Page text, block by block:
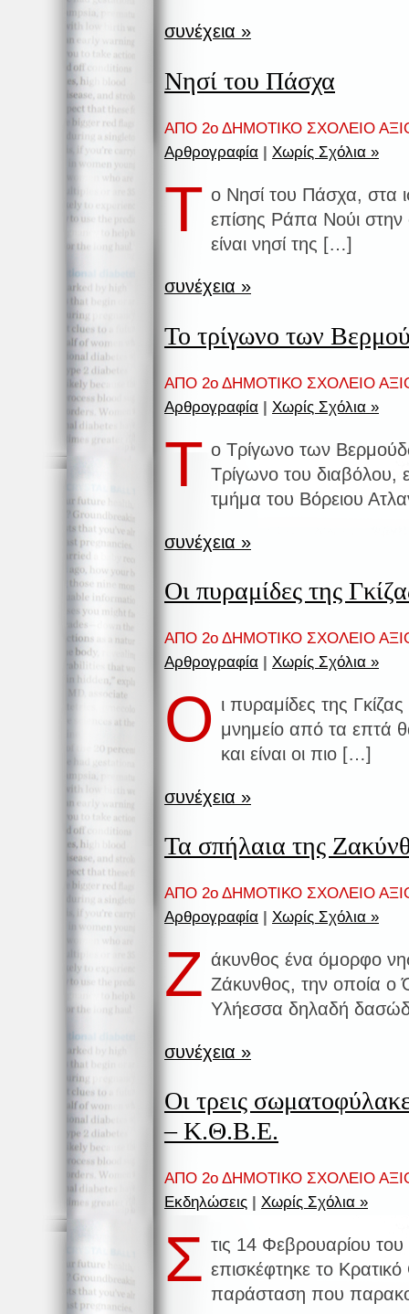
συνέχεια »
Νησί του Πάσχα
ΑΠΟ 2ο ΔΗΜΟΤΙΚΟ ΣΧΟΛΕΙΟ
Αρθρογραφία | Χωρίς Σχόλια »
Τ ο Νησί του Πάσχα, στα
επίσης Ράπα Νούι
είναι νησί της […]
συνέχεια »
Το τρίγωνο των
ΑΠΟ 2ο ΔΗΜΟΤΙΚΟ ΣΧΟΛΕΙΟ
Αρθρογραφία | Χωρίς Σχόλια »
Τ ο Τρίγωνο των
Τρίγωνο του διαβόλου,
τμήμα του Βόρειου
συνέχεια »
Οι πυραμίδες της
ΑΠΟ 2ο ΔΗΜΟΤΙΚΟ ΣΧΟΛΕΙΟ
Αρθρογραφία | Χωρίς Σχόλια »
Ο ι πυραμίδες της
μνημείο από τα επτά
και είναι οι πιο […]
συνέχεια »
Τα σπήλαια της
ΑΠΟ 2ο ΔΗΜΟΤΙΚΟ ΣΧΟΛΕΙΟ
Αρθρογραφία | Χωρίς Σχόλια »
Ζ άκυνθος ένα όμορφο
Ζάκυνθος, την οποία ο
Υλήεσσα δηλαδή
συνέχεια »
Οι τρεις
– Κ.Θ.Β.Ε.
ΑΠΟ 2ο ΔΗΜΟΤΙΚΟ ΣΧΟΛΕΙΟ
Εκδηλώσεις | Χωρίς Σχόλια »
Σ τις 14 Φεβρουαρίου
επισκέφτηκε το
παράσταση που